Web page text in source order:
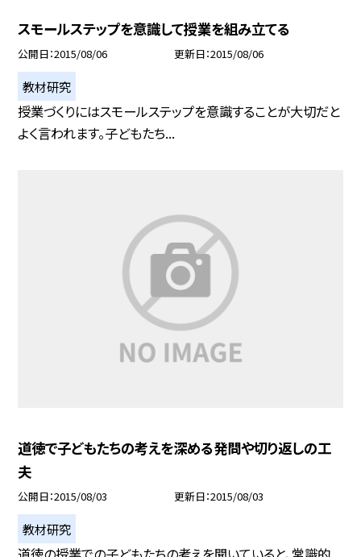
スモールステップを意識して授業を組み立てる
公開日 2015/08/06 更新日 2015/08/06
教材研究
授業づくりにはスモールステップを意識することが大切だと
よく言われます。子どもたち...
道徳で子どもたちの考えを深める発問や切り返しの工
夫
公開日 2015/08/03 更新日 2015/08/03
教材研究